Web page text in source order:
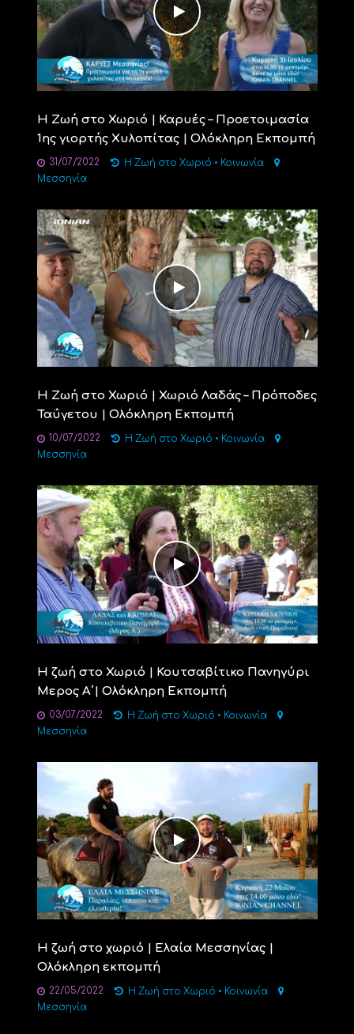
Η Ζωή στο Χωριό | Καρυές – Προετοιμασία
1ης γιορτής Χυλοπίτας | Ολόκληρη Εκπομπή
31/07/2022 Η Ζωή στο Χωριό • Κοινωνία
Μεσσηνία
Η Ζωή στο Χωριό | Χωριό Λαδάς – Πρόποδες
Ταΰγετου | Ολόκληρη Εκπομπή
10/07/2022 Η Ζωή στο Χωριό • Κοινωνία
Μεσσηνία
Η ζωή στο Χωριό | Κουτσαβίτικο Πανηγύρι
Μερος Α΄| Ολόκληρη Εκπομπή
03/07/2022 Η Ζωή στο Χωριό • Κοινωνία
Μεσσηνία
Η ζωή στο χωριό | Ελαία Μεσσηνίας |
Ολόκληρη εκπομπή
22/05/2022 Η Ζωή στο Χωριό • Κοινωνία
Μεσσηνία